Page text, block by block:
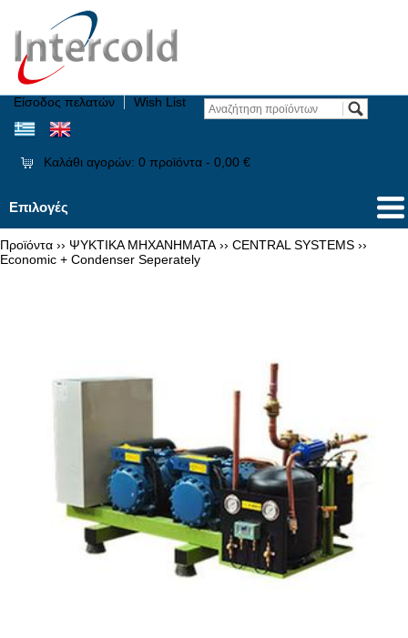
Είσοδος πελατών Wish List
Καλάθι αγορών: 0 προϊόντα - 0,00 €
Επιλογές
Προϊόντα ›› ΨΥΚΤΙΚΑ ΜΗΧΑΝΗΜΑΤΑ ›› CENTRAL SYSTEMS ››
Economic + Condenser Seperately